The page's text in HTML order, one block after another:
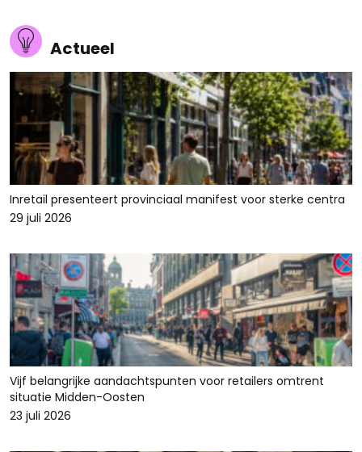
Actueel
Inretail presenteert provinciaal manifest voor sterke centra
29 juli 2026
Vijf belangrijke aandachtspunten voor retailers omtrent
situatie Midden-Oosten
23 juli 2026